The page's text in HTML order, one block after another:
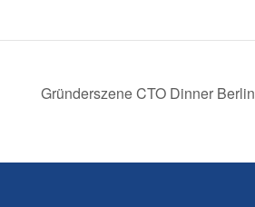
Gründerszene CTO Dinner Berlin